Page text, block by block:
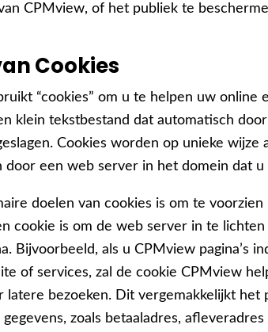
CPMview, of het publiek te
Cookies
“cookies” om u te helpen uw online
klein tekstbestand dat automatisch
Cookies worden op unieke wijze
door een web server in het domein dat
doelen van cookies is om te
cookie is om de web server in te
Bijvoorbeeld, als u CPMview pagina’s
of services, zal de cookie CPMview
latere bezoeken. Dit vergemakkelijkt het
zoals betaaladres,